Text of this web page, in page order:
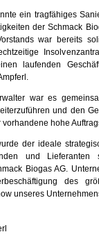
ein tragfähiges
der Schmack
war bereits
laufenden
war es
und den
vorhandene hohe
der ideale
und Lieferanten
Biogas AG.
des
unseres